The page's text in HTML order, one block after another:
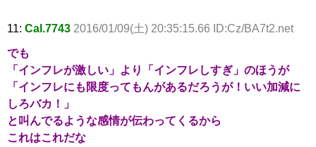
11: Cal.7743 2016/01/09(土) 20:35:15.66 ID:Cz/BA7t2.net
でも
「インフレが激しい」より「インフレしすぎ」のほうが
「インフレにも限度ってもんがあるだろうが！いい加減に
しろバカ！」
と叫んでるような感情が伝わってくるから
これはこれだな